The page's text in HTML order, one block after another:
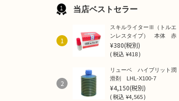
当店ベストセラー
1
スキルライターⅢ（トルエ
ンレスタイプ） 本体 赤
¥380(税別)
(税込¥418 )
2
リューベ ハイブリット潤
滑剤 LHL-X100-7
¥4,150(税別)
(税込¥4,565 )